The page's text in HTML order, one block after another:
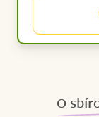
O